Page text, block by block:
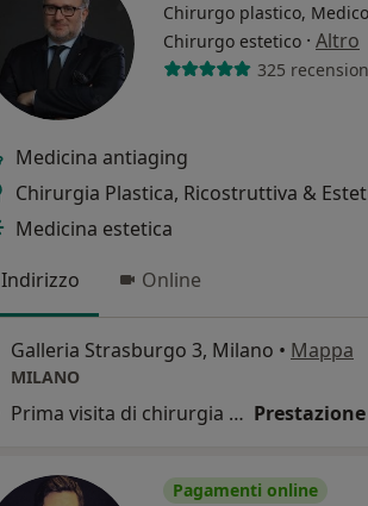
Chirurgo plastico,
Chirurgo estetico · Altro
325
Medicina antiaging
Chirurgia Plastica, Ricostruttiva &
Medicina estetica
Indirizzo
Online
Galleria Strasburgo 3, Milano • Mappa
MILANO
Prima visita di chirurgia plastica
Pagamenti online